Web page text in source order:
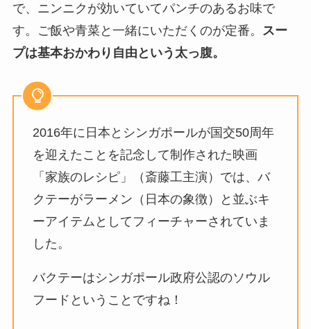
で、ニンニクが効いていてパンチのあるお味で
す。ご飯や青菜と一緒にいただくのが定番。
スー
プは基本おかわり自由という太っ腹。
2016年に日本とシンガポールが国交50周年
を迎えたことを記念して制作された映画
「家族のレシピ」（斎藤工主演）では、バ
クテーがラーメン（日本の象徴）と並ぶキ
ーアイテムとしてフィーチャーされていま
した。
バクテーはシンガポール政府公認のソウル
フードということですね！